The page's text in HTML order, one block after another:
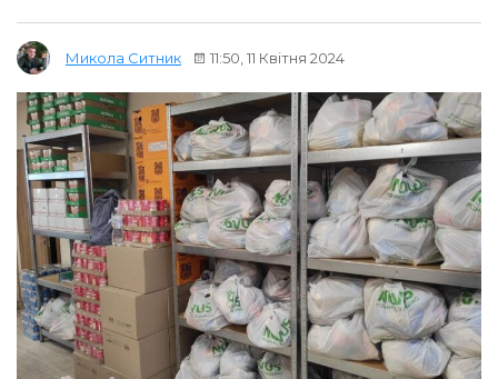
Микола Ситник 11:50, 11 Квітня 2024